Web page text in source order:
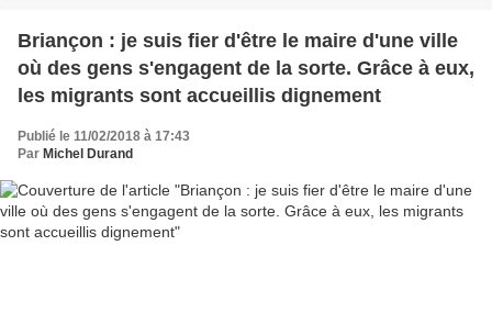
Briançon : je suis fier d'être le maire d'une ville
où des gens s'engagent de la sorte. Grâce à eux,
les migrants sont accueillis dignement
Publié le 11/02/2018 à 17:43
Par Michel Durand